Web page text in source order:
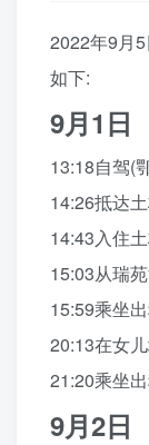
2022年9月
如下:
9月1日
13:18自驾(
14:26抵达
14:43入住
15:03从瑞
15:59乘坐
20:13在女
21:20乘坐
9月2日